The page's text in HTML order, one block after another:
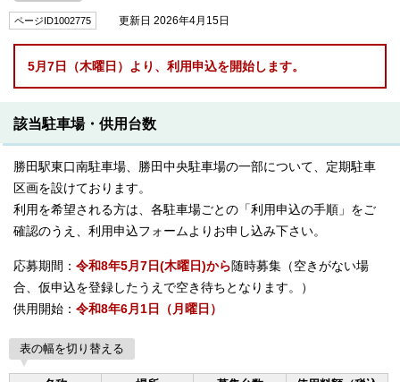
ページID1002775 更新日 2026年4月15日
5月7日（木曜日）より、利用申込を開始します。
該当駐車場・供用台数
勝田駅東口南駐車場、勝田中央駐車場の一部について、定期駐車
区画を設けております。
利用を希望される方は、各駐車場ごとの「利用申込の手順」をご
確認のうえ、利用申込フォームよりお申し込み下さい。
応募期間： 令和8年5月7日(木曜日)から 随時募集（空きがない場
合、仮申込を登録したうえで空き待ちとなります。）
供用開始： 令和8年6月1日（月曜日）
表の幅を切り替える